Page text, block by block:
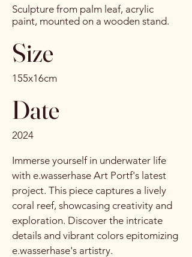
Sculpture from palm leaf, acrylic
paint, mounted on a wooden stand.
Size
155x16cm
Date
2024
Immerse yourself in underwater life
with e.wasserhase Art Portf's latest
project. This piece captures a lively
coral reef, showcasing creativity and
exploration. Discover the intricate
details and vibrant colors epitomizing
e.wasserhase's artistry.